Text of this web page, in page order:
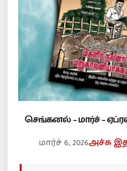
செங்கனல் – மார்ச் –
மார்ச் 6, 2026அச்சு